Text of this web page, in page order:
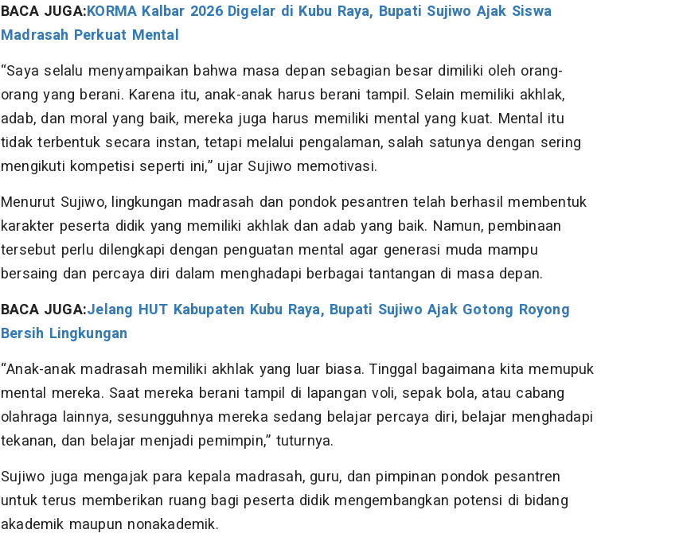
BACA JUGA:KORMA Kalbar 2026 Digelar di Kubu Raya, Bupati Sujiwo Ajak Siswa
Madrasah Perkuat Mental
“Saya selalu menyampaikan bahwa masa depan sebagian besar dimiliki oleh orang-
orang yang berani. Karena itu, anak-anak harus berani tampil. Selain memiliki akhlak,
adab, dan moral yang baik, mereka juga harus memiliki mental yang kuat. Mental itu
tidak terbentuk secara instan, tetapi melalui pengalaman, salah satunya dengan sering
mengikuti kompetisi seperti ini,” ujar Sujiwo memotivasi.
Menurut Sujiwo, lingkungan madrasah dan pondok pesantren telah berhasil membentuk
karakter peserta didik yang memiliki akhlak dan adab yang baik. Namun, pembinaan
tersebut perlu dilengkapi dengan penguatan mental agar generasi muda mampu
bersaing dan percaya diri dalam menghadapi berbagai tantangan di masa depan.
BACA JUGA:Jelang HUT Kabupaten Kubu Raya, Bupati Sujiwo Ajak Gotong Royong
Bersih Lingkungan
“Anak-anak madrasah memiliki akhlak yang luar biasa. Tinggal bagaimana kita memupuk
mental mereka. Saat mereka berani tampil di lapangan voli, sepak bola, atau cabang
olahraga lainnya, sesungguhnya mereka sedang belajar percaya diri, belajar menghadapi
tekanan, dan belajar menjadi pemimpin,” tuturnya.
Sujiwo juga mengajak para kepala madrasah, guru, dan pimpinan pondok pesantren
untuk terus memberikan ruang bagi peserta didik mengembangkan potensi di bidang
akademik maupun nonakademik.